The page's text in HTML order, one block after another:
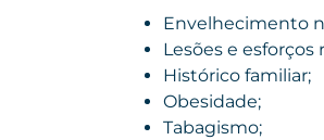
Envelhecimento
Lesões e esforços
Histórico familiar;
Obesidade;
Tabagismo;